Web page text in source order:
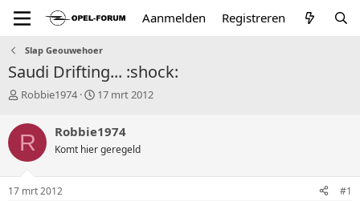
Aanmelden Registreren
Slap Geouwehoer
Saudi Drifting... :shock:
T
p
i
c
s
a
Robbie1974
S
r
t
a
17 mrt 2012
R Robbie1974
Komt hier geregeld
17 mrt 2012 #1